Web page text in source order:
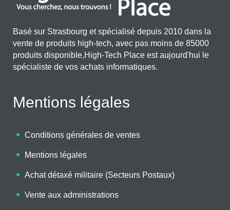
Basé sur Strasbourg et spécialisé depuis 2010 dans la
vente de produits high-tech, avec pas moins de 85000
produits disponible,High-Tech Place est aujourd'hui le
spécialiste de vos achats informatiques.
Mentions légales
Conditions générales de ventes
Mentions légales
Achat détaxé militaire (Secteurs Postaux)
Vente aux administrations